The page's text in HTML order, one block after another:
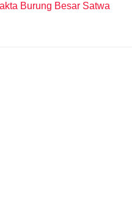
Burung Besar Satwa